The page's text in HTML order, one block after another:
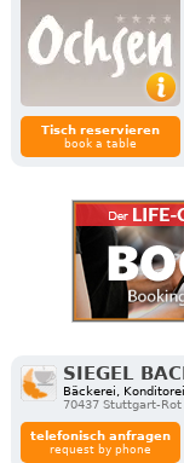
Tisch reservieren
book a table
SIEGEL
Bäckerei,
70437 Stuttgart-Rot
telefonisch anfragen
request by phone